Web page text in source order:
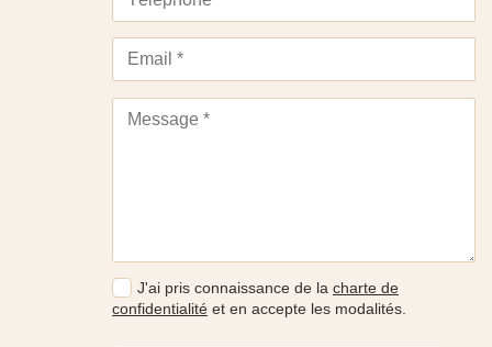
J'ai pris connaissance de la charte de
confidentialité et en accepte les modalités.